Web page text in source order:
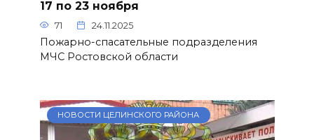
17 по 23 ноября
71 24.11.2025
Пожарно-спасательные подразделения
МЧС Ростовской области
НОВОСТИ ЦЕЛИНСКОГО РАЙОНА